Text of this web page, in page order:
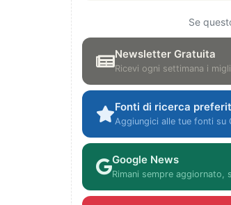
Se
Newsletter Gratuita
Ricevi ogni settimana i
Fonti di ricerca
Aggiungici alle tue fonti su
Google News
Rimani sempre aggiornato,